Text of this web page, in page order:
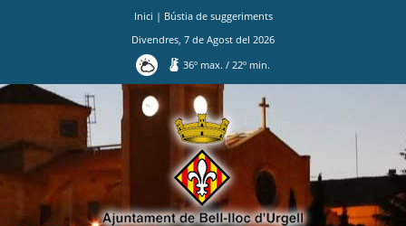
Inici | Bústia de suggeriments
Divendres 7 de Agost del 2026
36º max./ 22º min.